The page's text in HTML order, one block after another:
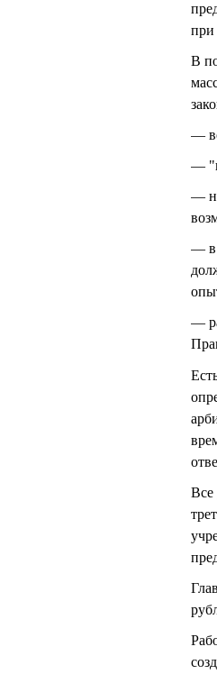
при
В
—
—
—
— в
—
Все